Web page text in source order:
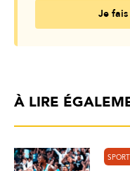
Je
À LIRE